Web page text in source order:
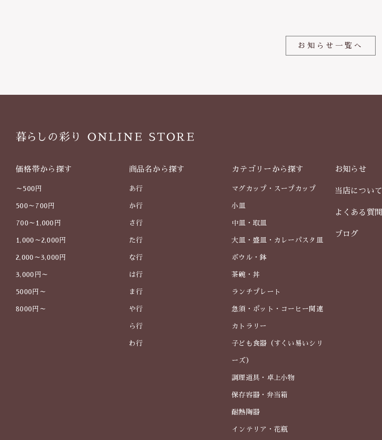
k
お知らせ一覧へ
価格帯から探す
～500円
500～700円
700～1,000円
1,000～2,000円
2,000～3,000円
3,000円～
5000円～
8000円～
商品名から探す
あ行
か行
さ行
た行
な行
は行
ま行
や行
ら行
わ行
カテゴリーから探す
マグカップ・スープカップ
小皿
中皿・取皿
大皿・盛皿・カレーパスタ皿
ボウル・鉢
茶碗・丼
ランチプレート
急須・ポット・コーヒー関連
カトラリー
子ども食器（すくい易いシリ
ーズ）
調理道具・卓上小物
保存容器・弁当箱
耐熱陶器
インテリア・花瓶
お知らせ
当店について
よくある質問
ブログ